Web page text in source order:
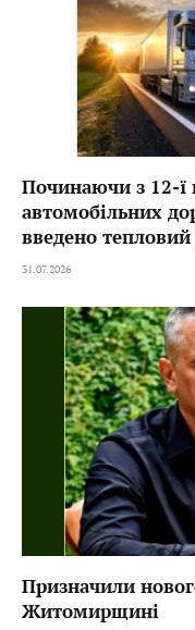
Починаючи з 12-ї
автомобільних
введено
31.07.2026
Призначили
Житомирщині